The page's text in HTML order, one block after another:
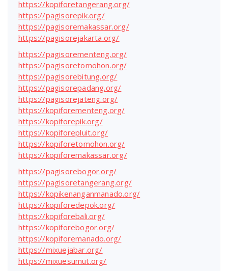
https://kopiforetangerang.org/
https://pagisorepik.org/
https://pagisoremakassar.org/
https://pagisorejakarta.org/
https://pagisorementeng.org/
https://pagisoretomohon.org/
https://pagisorebitung.org/
https://pagisorepadang.org/
https://pagisorejateng.org/
https://kopiforementeng.org/
https://kopiforepik.org/
https://kopiforepluit.org/
https://kopiforetomohon.org/
https://kopiforemakassar.org/
https://pagisorebogor.org/
https://pagisoretangerang.org/
https://kopikenanganmanado.org/
https://kopiforedepok.org/
https://kopiforebali.org/
https://kopiforebogor.org/
https://kopiforemanado.org/
https://mixuejabar.org/
https://mixuesumut.org/